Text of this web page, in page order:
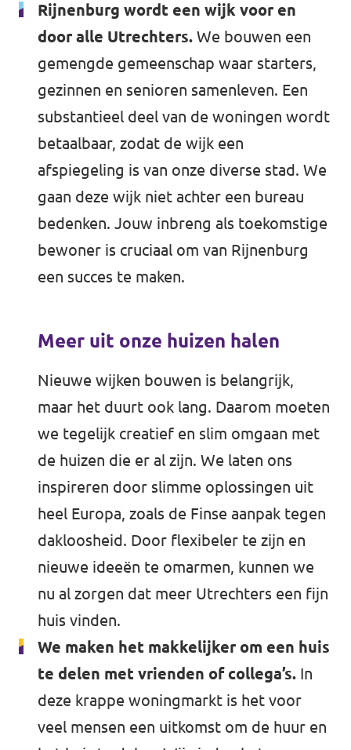
Rijnenburg wordt een wijk voor en
door alle Utrechters. We bouwen een
gemengde gemeenschap waar starters,
gezinnen en senioren samenleven. Een
substantieel deel van de woningen wordt
betaalbaar, zodat de wijk een
afspiegeling is van onze diverse stad. We
gaan deze wijk niet achter een bureau
bedenken. Jouw inbreng als toekomstige
bewoner is cruciaal om van Rijnenburg
een succes te maken.
Meer uit onze huizen halen
Nieuwe wijken bouwen is belangrijk,
maar het duurt ook lang. Daarom moeten
we tegelijk creatief en slim omgaan met
de huizen die er al zijn. We laten ons
inspireren door slimme oplossingen uit
heel Europa, zoals de Finse aanpak tegen
dakloosheid. Door flexibeler te zijn en
nieuwe ideeën te omarmen, kunnen we
nu al zorgen dat meer Utrechters een fijn
huis vinden.
We maken het makkelijker om een huis
te delen met vrienden of collega’s. In
deze krappe woningmarkt is het voor
veel mensen een uitkomst om de huur en